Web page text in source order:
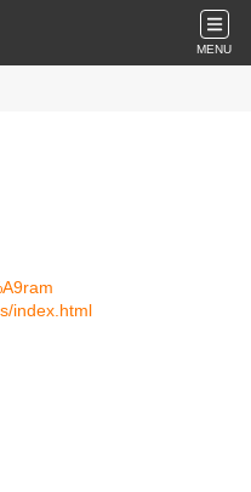
MENU
index.html